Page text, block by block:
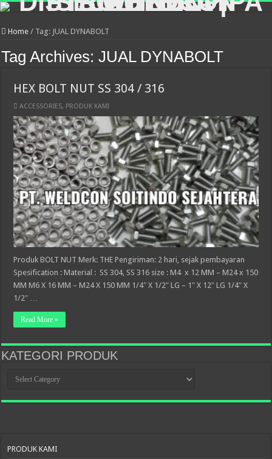
Home / Tag: JUAL DYNABOLT
Tag Archives:JUAL DYNABOLT
HEX BOLT NUT SS 304 / 316
ACCESSORIES, PRODUK KAMI
Produk BOLT NUT Merk: THE Pengiriman: 2 hari, sejak pembayaran
Spesification : Material : SS 304, SS 316 size : M4 x 12 MM – M24 x 150
MM M6 X 16 MM – M24 X 150 MM 1/4″ X 1/2″ LG – 1″ X 12″ LG 1/4″ X
1/2″ …
Read More »
KATEGORI PRODUK
PRODUK
PRODUK KAMI